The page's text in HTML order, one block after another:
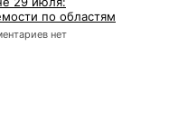
по областям
нет